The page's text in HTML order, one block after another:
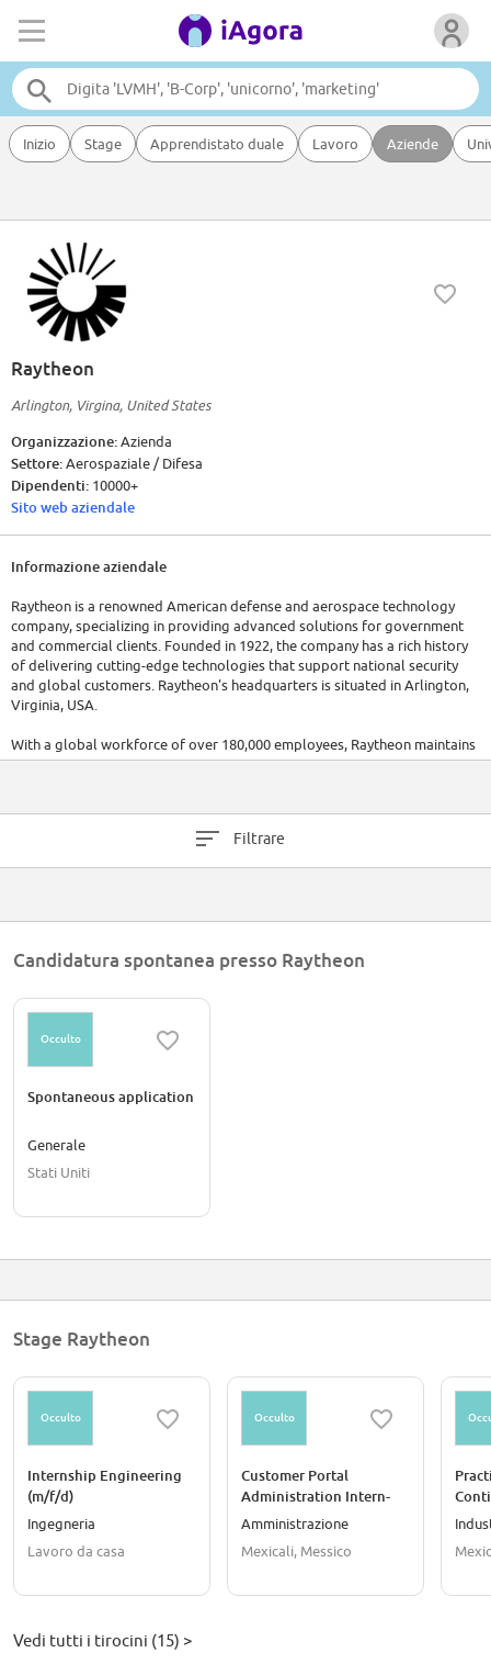
Inizio Stage Apprendistato duale Lavoro Aziende
Raytheon
Arlington, Virgina, United States
Organizzazione:Azienda
Settore:Aerospaziale / Difesa
Dipendenti: 10000+
Sito web aziendale
Informazione aziendale
Raytheon is a renowned American defense and aerospace technology
company, specializing in providing advanced solutions for government
and commercial clients. Founded in 1922, the company has a rich history
of delivering cutting-edge technologies that support national security
and global customers. Raytheon's headquarters is situated in Arlington,
Virginia, USA.
With a global workforce of over 180,000 employees, Raytheon maintains
a strong presence in various locations worldwide. The company's team
Raytheon had consistently demonstrated robust financial performance.
round.
Filtrare
Candidatura spontanea presso Raytheon
Occulto
Spontaneous application
Generale
Stati Uniti
Stage Raytheon
Occulto
Internship Engineering
(m/f/d)
Ingegneria
Lavoro da casa
Occulto
Customer Portal
Administration Intern-
1st shift- Avionics
Amministrazione
Mexicali, Messico
Vedi tutti i tirocini (15) >